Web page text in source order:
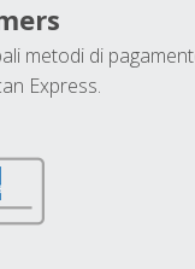
metodi di
Express.